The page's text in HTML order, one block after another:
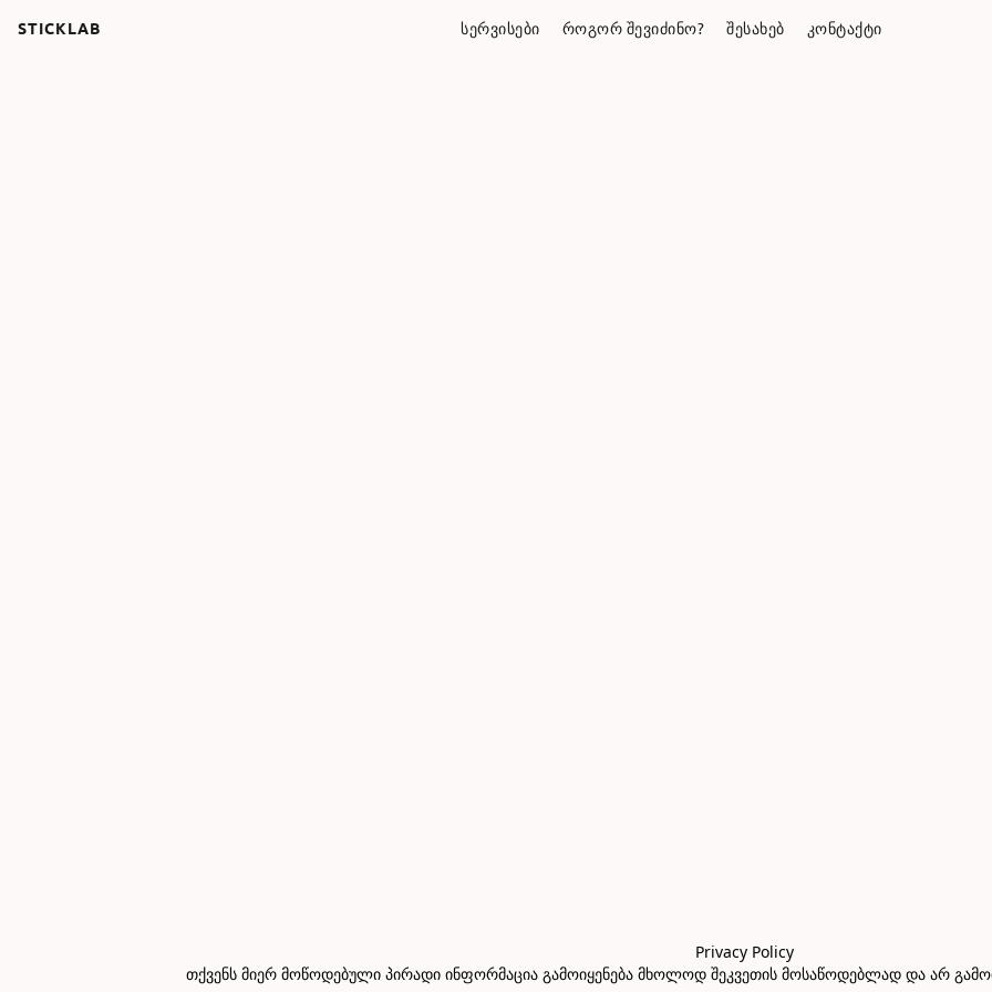
STICKLAB ᲡᲔᲠᲕᲘᲡᲔᲑᲘ ᲠᲝᲒᲝᲠ ᲨᲔᲕᲘᲫᲘᲜᲝ? ᲨᲔᲡᲐᲮᲔᲑ ᲙᲝᲜᲢᲐᲥᲢᲘ
Privacy Policy
თქვენს მიერ მოწოდებული პირადი ინფორმაცია გამოიყენება მხოლოდ შეკვეთის მოსაწოდებლად და არ